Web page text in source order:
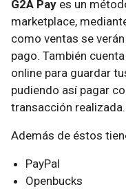
G2A Pay es un
marketplace,
como ventas se
pago. También
online para guardar
pudiendo así pagar
transacción realizada.
Además de éstos
PayPal
Openbucks